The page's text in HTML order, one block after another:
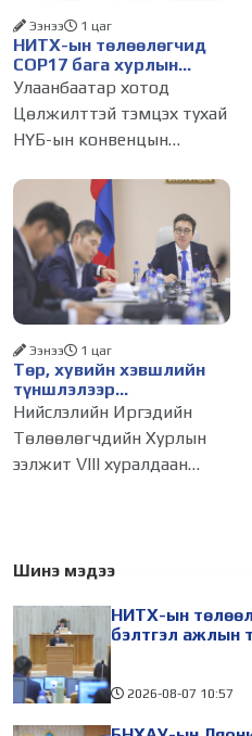
НИТХ-ын төлөөлөгчид
COP17 бага хурлын
бэлтгэл ажлын талаар
мэдээлэл сонслоо
Ээнээ 1 цаг
Улаанбаатар хотод
Цөлжилттэй тэмцэх тухай
НҮБ-ын конвенцын
хурал (COP17) 2026 оны 08
дугаар сарын 17-28-ны
өдөр зохион
байгуулагдана. Үүнтэй
холбогдуулан Нийслэлийн
Төр, хувийн хэвшлийн
түншлэлээр
хэрэгжүүлэхээр
төлөвлөсөн зарим
төслийг танилцуулав
Ээнээ 1 цаг
Нийслэлийн Иргэдийн
Төлөөлөгчдийн Хурлын
ээлжит VIII хуралдаан
ИТХ-ын Эдийн засаг,
оруулалтын хороо
өнөөдөр (2026.08.03)
Шинэ мэдээ
НИТХ-ын
бэлтгэл ажлын
2026-08-07 10:57